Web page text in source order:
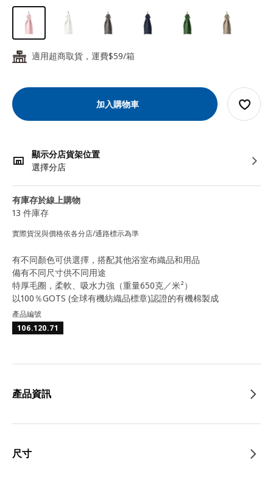
24 適用超商取貨，運費$59/箱
加入購物車
顯示分店貨架位置
選擇分店
有庫存於線上購物
13 件庫存
實際貨況與價格依各分店/通路標示為準
有不同顏色可供選擇，搭配其他浴室布織品和用品
備有不同尺寸供不同用途
特厚毛圈，柔軟、吸水力強（重量650克／米²）
以100％GOTS (全球有機紡織品標章)認證的有機棉製成
產品編號
106.120.71
產品資訊
尺寸